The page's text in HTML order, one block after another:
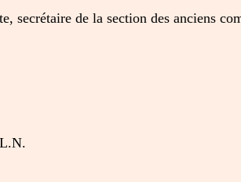
de la section des anciens